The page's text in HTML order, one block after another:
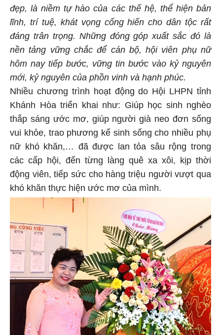
đẹp, là niềm tự hào của các thế hệ, thể hiện bản
lĩnh, trí tuệ, khát vọng cống hiến cho dân tộc rất
đáng trân trọng. Những đóng góp xuất sắc đó là
nền tảng vững chắc để cán bộ, hội viên phụ nữ
hôm nay tiếp bước, vững tin bước vào kỷ nguyên
mới, kỷ nguyên của phồn vinh và hạnh phúc.
Nhiều chương trình hoạt động do Hội LHPN tỉnh
Khánh Hòa triển khai như: Giúp học sinh nghèo
thắp sáng ước mơ, giúp người già neo đơn sống
vui khỏe, trao phương kế sinh sống cho nhiều phụ
nữ khó khăn,… đã được lan tỏa sâu rộng trong
các cấp hội, đến từng làng quê xa xôi, kịp thời
động viên, tiếp sức cho hàng triệu người vượt qua
khó khăn thực hiện ước mơ của mình.